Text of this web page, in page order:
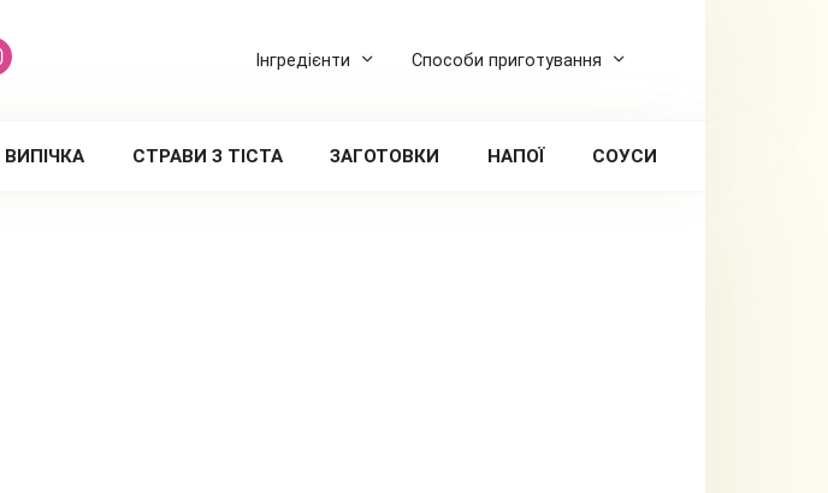
Інгредієнти Способи приготування
ВИПІЧКА СТРАВИ З ТІСТА ЗАГОТОВКИ НАПОЇ СОУСИ